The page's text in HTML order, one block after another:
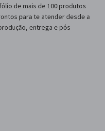
de mais de 100 produtos
para te atender desde a
entrega e pós